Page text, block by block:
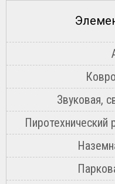
Звуковая,
Пиротехнический